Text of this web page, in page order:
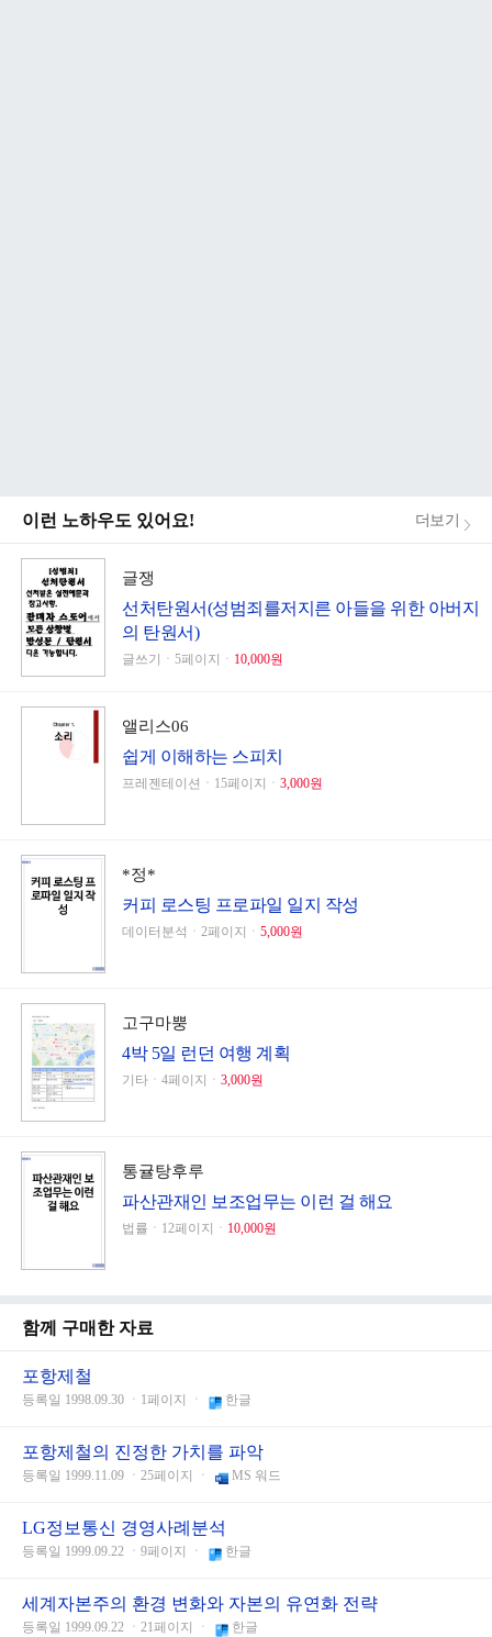
이런 노하우도 있어요! 더보기
글쟁
선처탄원서(성범죄를저지른 아들을 위한 아버지
의 탄원서)
글쓰기ㆍ5페이지ㆍ 10,000원
앨리스06
쉽게 이해하는 스피치
프레젠테이션ㆍ15페이지ㆍ 3,000원
*정*
커피 로스팅 프로파일 일지 작성
데이터분석ㆍ2페이지ㆍ 5,000원
고구마뿡
4박 5일 런던 여행 계획
기타ㆍ4페이지ㆍ 3,000원
통귤탕후루
파산관재인 보조업무는 이런 걸 해요
법률ㆍ12페이지ㆍ 10,000원
함께 구매한 자료
포항제철
등록일 1998.09.30 ㆍ1페이지 ㆍ 한글
포항제철의 진정한 가치를 파악
등록일 1999.11.09 ㆍ25페이지 ㆍ MS 워드
LG정보통신 경영사례분석
등록일 1999.09.22 ㆍ9페이지 ㆍ 한글
세계자본주의 환경 변화와 자본의 유연화 전략
등록일 1999.09.22 ㆍ21페이지 ㆍ 한글